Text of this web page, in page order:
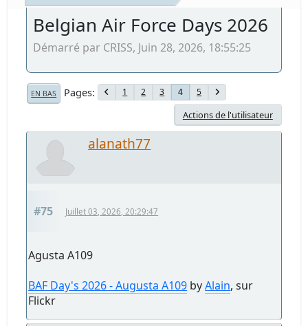
Belgian Air Force Days 2026
Démarré par CRISS, Juin 28, 2026, 18:55:25
EN BAS Pages 1 2 3 4 5
Actions de l'utilisateur
alanath77
#75 Juillet 03, 2026, 20:29:47
Agusta A109
BAF Day's 2026 - Augusta A109 byAlain, sur
Flickr